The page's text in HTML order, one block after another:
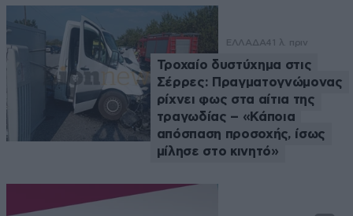
ΕΛΛΑΔΑ41 λ. πριν
Τροχαίο δυστύχημα στις
Σέρρες: Πραγματογνώμονας
ρίχνει φως στα αίτια της
τραγωδίας – «Κάποια
απόσπαση προσοχής, ίσως
μίλησε στο κινητό»